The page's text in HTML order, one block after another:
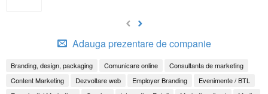
Adauga prezentare de companie
Branding, design, packaging Comunicare online
Consultanta de marketing
Content Marketing
Dezvoltare web Employer Branding
Evenimente / BTL